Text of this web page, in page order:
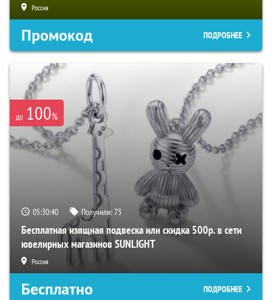
Россия
Промокод ПОДРОБНЕЕ
до 100%
05:30:39 Получили:73
Бесплатная изящная подвеска или скидка 500р. в сети
ювелирных магазинов SUNLIGHT
Россия
Бесплатно ПОДРОБНЕЕ